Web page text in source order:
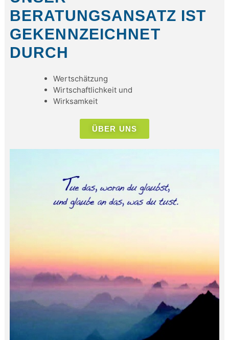
BERATUNGSANSATZ IST
GEKENNZEICHNET
DURCH​
Wertschätzung
Wirtschaftlichkeit und
Wirksamkeit
ÜBER UNS